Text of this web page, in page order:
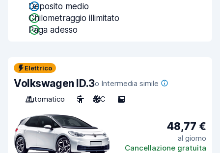
Deposito medio
Chilometraggio illimitato
Paga adesso
Elettrico
Volkswagen ID.3o Intermedia simile
Automatico
5 A/C 5
48,77 €
al giorno
Cancellazione gratuita